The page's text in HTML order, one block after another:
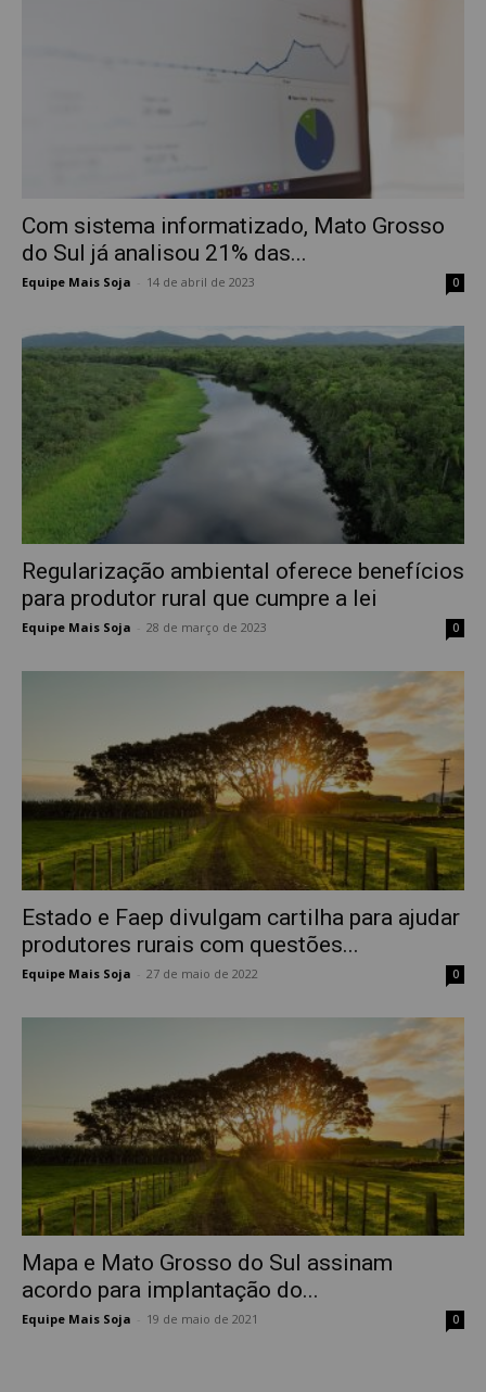
Com sistema informatizado, Mato Grosso
do Sul já analisou 21% das...
Equipe Mais Soja 14 de abril de 2023 0
Regularização ambiental oferece benefícios
para produtor rural que cumpre a lei
Equipe Mais Soja 28 de março de 2023 0
Estado e Faep divulgam cartilha para ajudar
produtores rurais com questões...
Equipe Mais Soja 27 de maio de 2022 0
Mapa e Mato Grosso do Sul assinam
acordo para implantação do...
Equipe Mais Soja 19 de maio de 2021 0